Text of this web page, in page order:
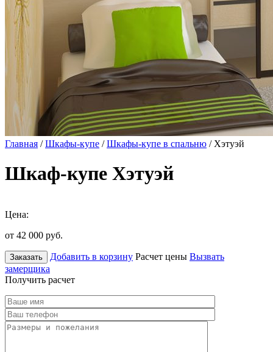
Главная /Шкафы-купе /Шкафы-купе в спальню / Хэтуэй
Шкаф-купе Хэтуэй
Цена:
от 42 000 руб.
Заказать Добавить в корзину Расчет цены Вызвать
замерщика
Получить расчет